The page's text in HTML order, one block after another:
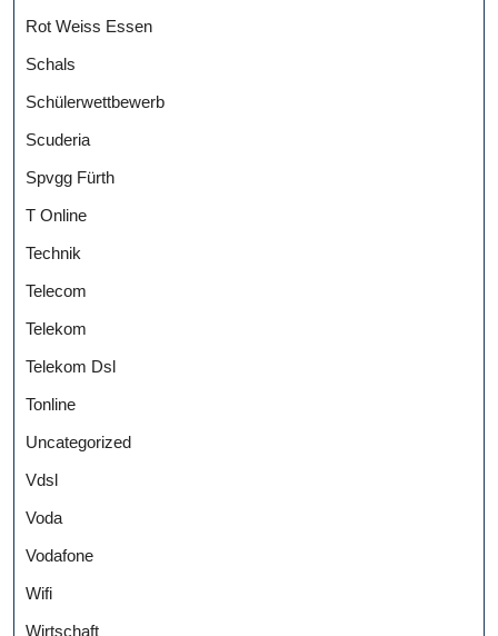
Rot Weiss Essen
Schals
Schülerwettbewerb
Scuderia
Spvgg Fürth
T Online
Technik
Telecom
Telekom
Telekom Dsl
Tonline
Uncategorized
Vdsl
Voda
Vodafone
Wifi
Wirtschaft